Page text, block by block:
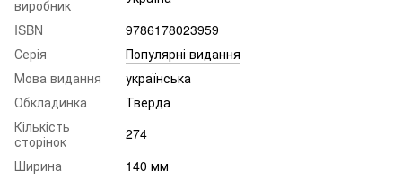
виробник
ISBN
9786178023959
Серія
Популярні видання
Мова видання
українська
Обкладинка
Тверда
Кількість
сторінок
274
Ширина
140 мм